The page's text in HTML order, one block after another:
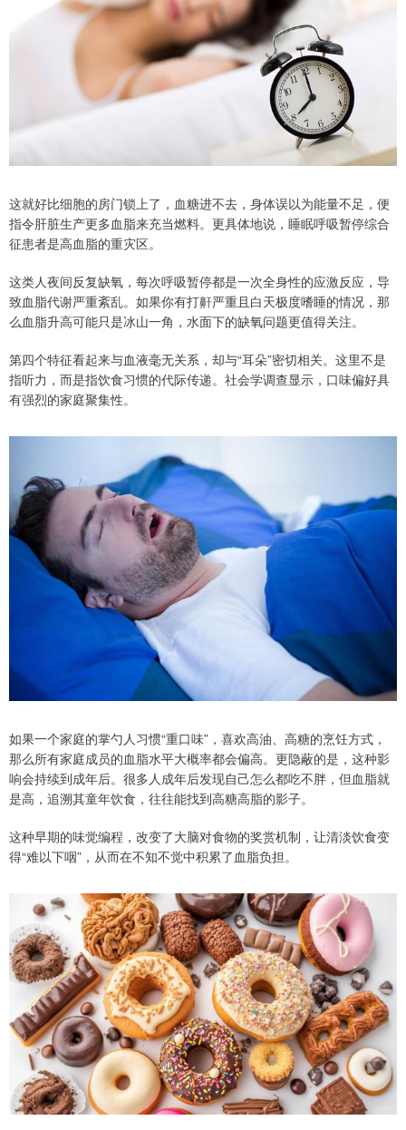
这就好比细胞的房门锁上了，血糖进不去，身体误以为能量不足，便
指令肝脏生产更多血脂来充当燃料。更具体地说，睡眠呼吸暂停综合
征患者是高血脂的重灾区。
这类人夜间反复缺氧，每次呼吸暂停都是一次全身性的应激反应，导
致血脂代谢严重紊乱。如果你有打鼾严重且白天极度嗜睡的情况，那
么血脂升高可能只是冰山一角，水面下的缺氧问题更值得关注。
第四个特征看起来与血液毫无关系，却与“耳朵”密切相关。这里不是
指听力，而是指饮食习惯的代际传递。社会学调查显示，口味偏好具
有强烈的家庭聚集性。
如果一个家庭的掌勺人习惯“重口味”，喜欢高油、高糖的烹饪方式，
那么所有家庭成员的血脂水平大概率都会偏高。更隐蔽的是，这种影
响会持续到成年后。很多人成年后发现自己怎么都吃不胖，但血脂就
是高，追溯其童年饮食，往往能找到高糖高脂的影子。
这种早期的味觉编程，改变了大脑对食物的奖赏机制，让清淡饮食变
得“难以下咽”，从而在不知不觉中积累了血脂负担。